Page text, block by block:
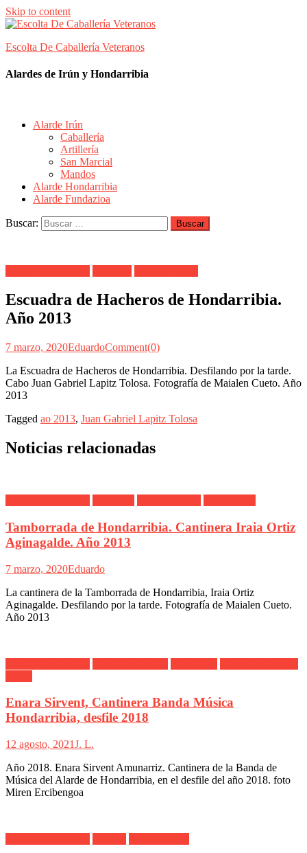
Skip to content
Escolta De Caballería Veteranos
Alardes de Irún y Hondarribia
Alarde Irún
Caballería
Artillería
San Marcial
Mandos
Alarde Hondarribia
Alarde Fundazioa
Buscar:
Escuadra de Hacheros de Hondarribia.
Año 2013
7 marzo, 2020EduardoComment(0)
La Escuadra de Hacheros de Hondarribia. Desfilando por la tarde.
Cabo Juan Gabriel Lapitz Tolosa. Fotografía de Maialen Cueto. Año
2013
Tagged ao 2013, Juan Gabriel Lapitz Tolosa
Noticias relacionadas
Tamborrada de Hondarribia. Cantinera Iraia Ortiz
Aginagalde. Año 2013
7 marzo, 2020Eduardo
La cantinera de la Tamborrada de Hondarribia, Iraia Ortiz
Aginagalde. Desfilando por la tarde. Fotografía de Maialen Cueto.
Año 2013
Enara Sirvent, Cantinera Banda Música
Hondarribia, desfile 2018
12 agosto, 2021J. L.
Año 2018. Enara Sirvent Amunarriz. Cantinera de la Banda de
Música del Alarde de Hondarribia, en el desfile del año 2018. foto
Miren Ercibengoa